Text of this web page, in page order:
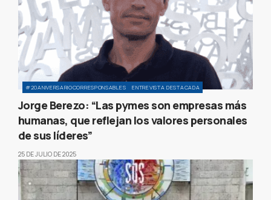
#20ANIVERSARIOCORRESPONSABLES ENTREVISTA DESTACADA
Jorge Berezo: “Las pymes son empresas más
humanas, que reflejan los valores personales
de sus líderes”
25 DE JULIO DE 2025